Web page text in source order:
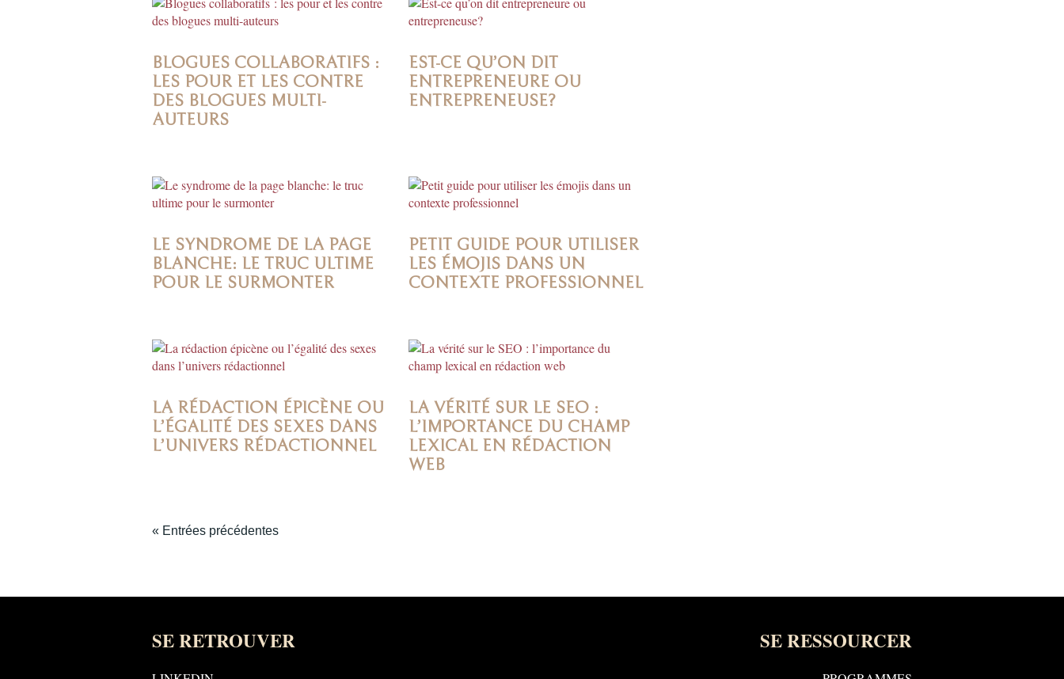
BLOGUES COLLABORATIFS :
LES POUR ET LES CONTRE
DES BLOGUES MULTI-
AUTEURS
EST-CE QU’ON DIT
ENTREPRENEURE OU
ENTREPRENEUSE?
LE SYNDROME DE LA PAGE
BLANCHE: LE TRUC ULTIME
POUR LE SURMONTER
PETIT GUIDE POUR UTILISER
LES ÉMOJIS DANS UN
CONTEXTE PROFESSIONNEL
LA RÉDACTION ÉPICÈNE OU
L’ÉGALITÉ DES SEXES DANS
L’UNIVERS RÉDACTIONNEL
LA VÉRITÉ SUR LE SEO :
L’IMPORTANCE DU CHAMP
LEXICAL EN RÉDACTION
WEB
« Entrées précédentes
SE RETROUVER SE RESSOURCER